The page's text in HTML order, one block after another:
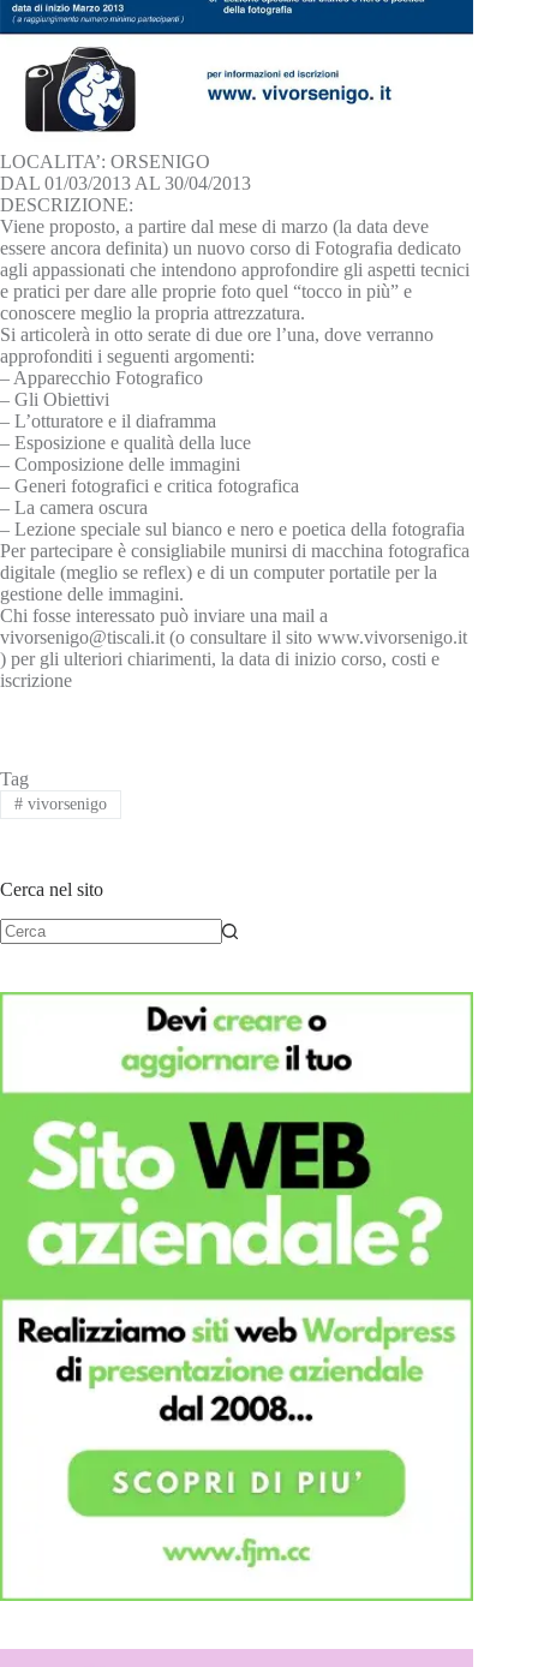
LOCALITA’: ORSENIGO
DAL 01/03/2013 AL 30/04/2013
DESCRIZIONE:
Viene proposto, a partire dal mese di marzo (la data deve
essere ancora definita) un nuovo corso di Fotografia dedicato
agli appassionati che intendono approfondire gli aspetti tecnici
e pratici per dare alle proprie foto quel “tocco in più” e
conoscere meglio la propria attrezzatura.
Si articolerà in otto serate di due ore l’una, dove verranno
approfonditi i seguenti argomenti:
– Apparecchio Fotografico
– Gli Obiettivi
– L’otturatore e il diaframma
– Esposizione e qualità della luce
– Composizione delle immagini
– Generi fotografici e critica fotografica
– La camera oscura
– Lezione speciale sul bianco e nero e poetica della fotografia
Per partecipare è consigliabile munirsi di macchina fotografica
digitale (meglio se reflex) e di un computer portatile per la
gestione delle immagini.
Chi fosse interessato può inviare una mail a
vivorsenigo@tiscali.it (o consultare il sito www.vivorsenigo.it
) per gli ulteriori chiarimenti, la data di inizio corso, costi e
iscrizione
Tag
#vivorsenigo
Cerca nel sito